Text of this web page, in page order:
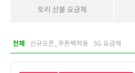
토리 선불 요금제
전체 신규오픈_쿠폰팩적용 5G 요금제